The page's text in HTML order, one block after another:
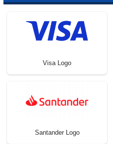
Visa Logo
Santander Logo